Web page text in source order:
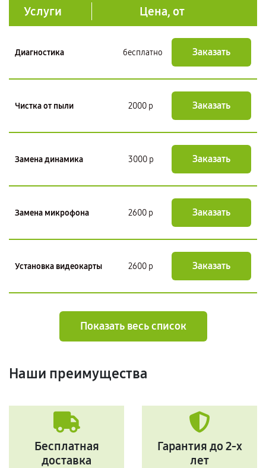
Услуги Цена, от
Диагностика бесплатно Заказать
Чистка от пыли 2000 р Заказать
Замена динамика 3000 р Заказать
Замена микрофона 2600 р Заказать
Установка видеокарты 2600 р Заказать
Показать весь список
Наши преимущества
Бесплатная
доставка
Гарантия до 2-х
лет